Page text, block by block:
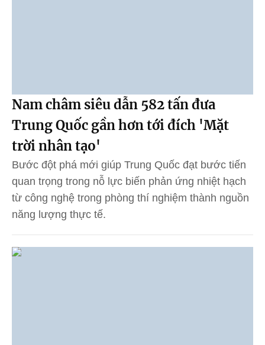
Nam châm siêu dẫn 582 tấn đưa
Trung Quốc gần hơn tới đích 'Mặt
trời nhân tạo'
Bước đột phá mới giúp Trung Quốc đạt bước tiến
quan trọng trong nỗ lực biến phản ứng nhiệt hạch
từ công nghệ trong phòng thí nghiệm thành nguồn
năng lượng thực tế.